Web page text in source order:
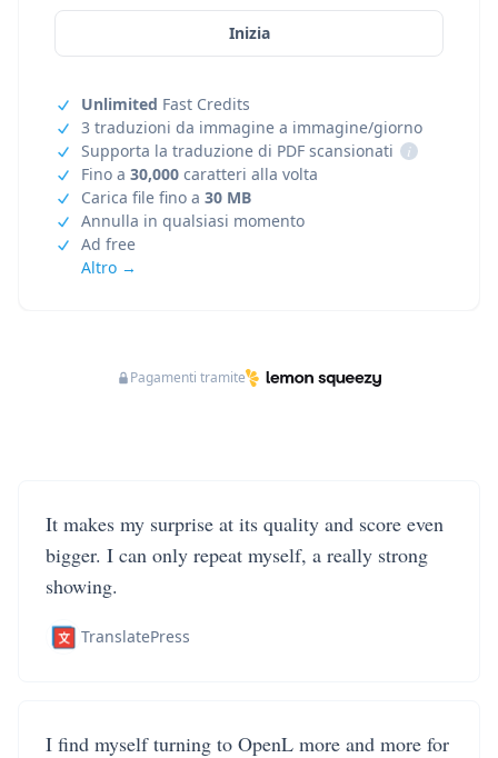
Inizia
Unlimited Fast Credits
3 traduzioni da immagine a immagine/giorno
Supporta la traduzione di PDF scansionati
i
Fino a 30,000 caratteri alla volta
Carica file fino a 30 MB
Annulla in qualsiasi momento
Ad free
Altro →
Pagamenti tramite
It makes my surprise at its quality and score even
bigger. I can only repeat myself, a really strong
showing.
TranslatePress
I find myself turning to OpenL more and more for